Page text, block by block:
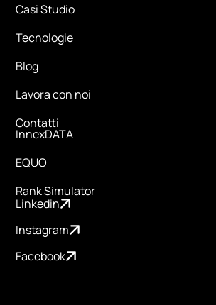
Casi Studio
Tecnologie
Blog
Lavora con noi
Contatti
InnexDATA
EQUO
Rank Simulator
Linkedin
Instagram
Facebook